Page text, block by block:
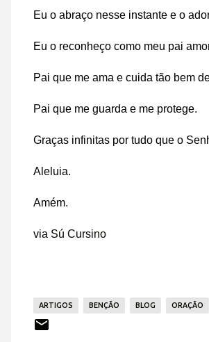
Eu o abraço nesse instante e o
Eu o reconheço como meu pai
Pai que me ama e cuida tão bem
Pai que me guarda e me protege.
Graças infinitas por tudo que o
Aleluia.
Amém.
via Sú Cursino
ARTIGOS BENÇÃO BLOG ORAÇÃO